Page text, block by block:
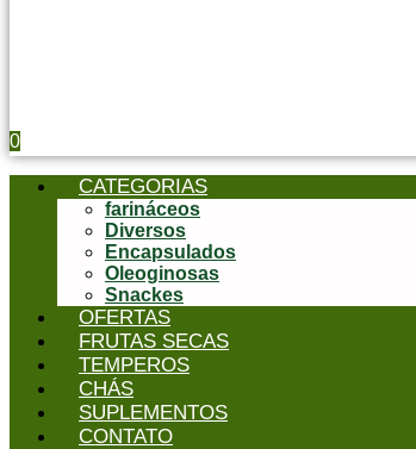
0
CATEGORIAS
farináceos
Diversos
Encapsulados
Oleoginosas
Snackes
OFERTAS
FRUTAS SECAS
TEMPEROS
CHÁS
SUPLEMENTOS
CONTATO